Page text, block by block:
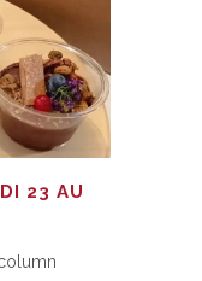
23 AU